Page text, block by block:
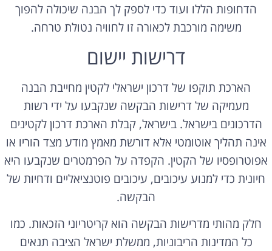
הדחופות הללו ועוד כדי לספק לך הבנה שיכולה להפוך
משימה מורכבת לכאורה זו לחוויה נטולת טרחה.
דרישות יישום
הארכת תוקפו של דרכון ישראלי לקטין מחייבת הבנה
מעמיקה של דרישות הבקשה שנקבעו על ידי רשות
הדרכונים בישראל. בישראל, קבלת הארכת דרכון לקטינים
אינה תהליך אוטומטי אלא דורשת מאמץ מודע מצד הוריו או
אפוטרופסיו של הקטין. הקפדה על הפרמטרים שנקבעו היא
חיונית כדי למנוע עיכובים, עיכובים פוטנציאליים ודחיות של
הבקשה.
חלק מהותי מדרישות הבקשה הוא קריטריוני הזכאות. כמו
כל המדינות הריבוניות, ממשלת ישראל הציבה תנאים